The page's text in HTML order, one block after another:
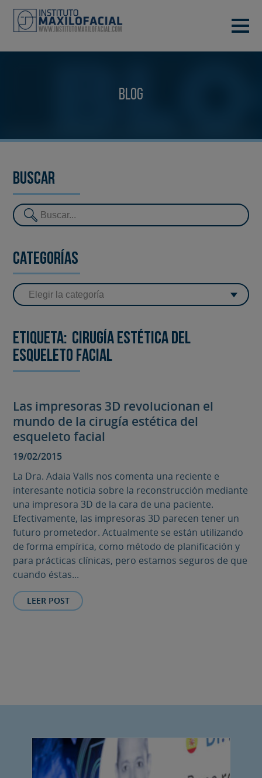
Blog
Buscar
Categorías
Etiqueta: cirugía estética del
esqueleto facial
Las impresoras 3D revolucionan el
mundo de la cirugía estética del
esqueleto facial
19/02/2015
La Dra. Adaia Valls nos comenta una reciente e
interesante noticia sobre la reconstrucción mediante
una impresora 3D de la cara de una paciente.
Efectivamente, las impresoras 3D parecen tener un
futuro prometedor. Actualmente se están utilizando
de forma empírica, como método de planificación y
para prácticas clínicas, pero estamos seguros de que
cuando éstas...
LEER POST